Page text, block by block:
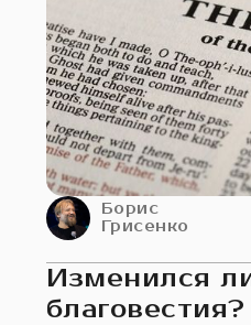
Борис
Грисенко
Изменился
благовестия?